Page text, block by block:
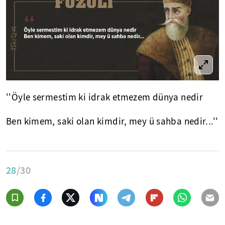
''Öyle sermestim ki idrak etmezem dünya nedir
Ben kimem, saki olan kimdir, mey ü sahba nedir...''
28/30